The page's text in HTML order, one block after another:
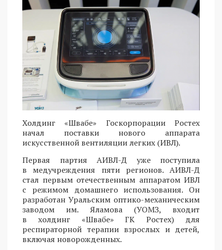
Холдинг «Швабе» Госкорпорации Ростех
начал поставки нового аппарата
искусственной вентиляции легких (ИВЛ).
Первая партия АИВЛ-Д уже поступила
в медучреждения пяти регионов. АИВЛ-Д
стал первым отечественным аппаратом ИВЛ
с режимом домашнего использования. Он
разработан Уральским оптико-механическим
заводом им. Яламова (УОМЗ, входит
в холдинг «Швабе» ГК Ростех) для
респираторной терапии взрослых и детей,
включая новорожденных.